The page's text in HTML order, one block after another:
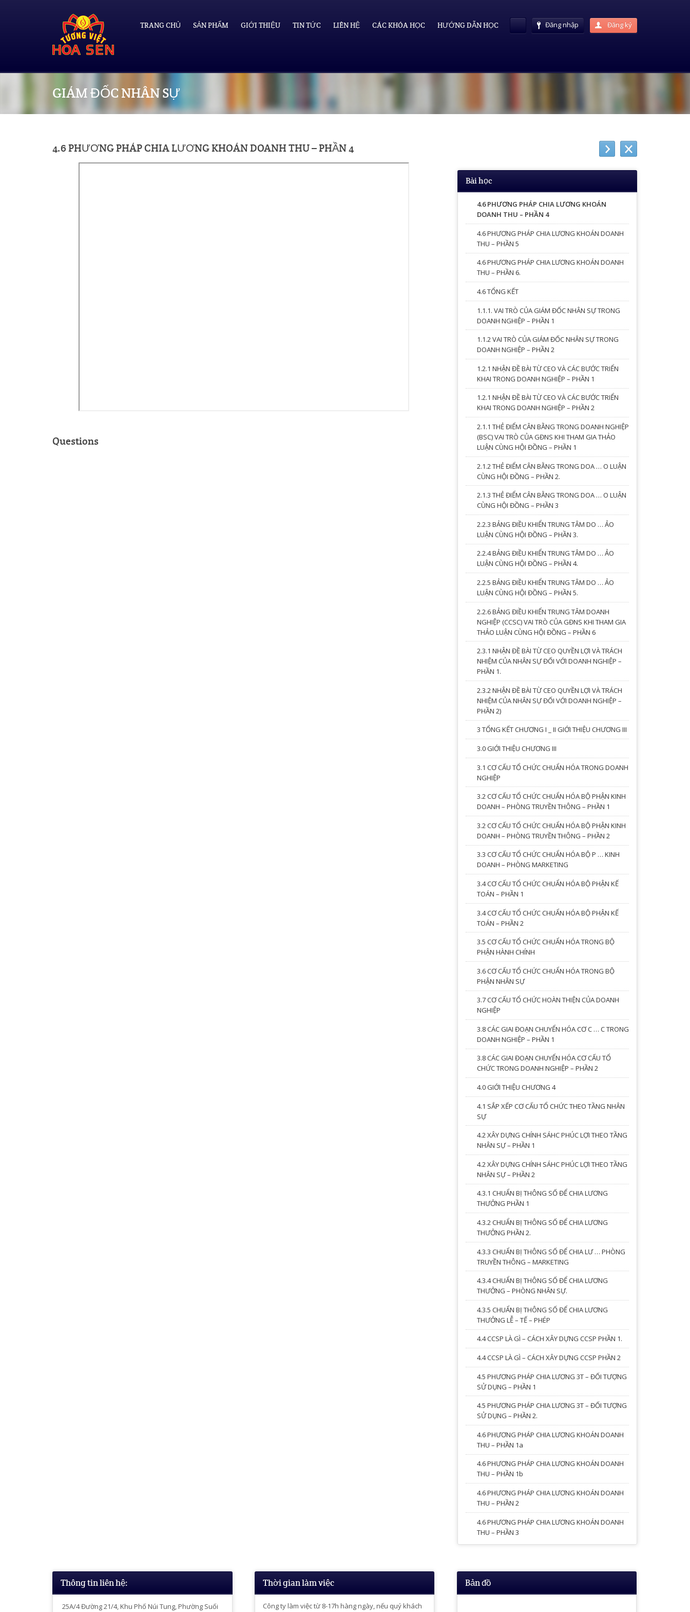
Đăng nhập Đăng ký
TRANG CHỦ SẢN PHẨM GIỚI THIỆU TIN TỨC LIÊN HỆ CÁC KHÓA HỌC HƯỚNG DẪN HỌC
GIÁM ĐỐC NHÂN SỰ
4.6 PHƯƠNG PHÁP CHIA LƯƠNG KHOÁN DOANH THU – PHẦN 4
Questions
Bài học
4.6 PHƯƠNG PHÁP CHIA LƯƠNG KHOÁN
DOANH THU – PHẦN 4
4.6 PHƯƠNG PHÁP CHIA LƯƠNG KHOÁN DOANH
THU – PHẦN 5
4.6 PHƯƠNG PHÁP CHIA LƯƠNG KHOÁN DOANH
THU – PHẦN 6.
4.6 TỔNG KẾT
1.1.1. VAI TRÒ CỦA GIÁM ĐỐC NHÂN SỰ TRONG
DOANH NGHIỆP – PHẦN 1
1.1.2 VAI TRÒ CỦA GIÁM ĐỐC NHÂN SỰ TRONG
DOANH NGHIỆP – PHẦN 2
1.2.1 NHẬN ĐỀ BÀI TỪ CEO VÀ CÁC BƯỚC TRIỂN
KHAI TRONG DOANH NGHIỆP – PHẦN 1
1.2.1 NHẬN ĐỀ BÀI TỪ CEO VÀ CÁC BƯỚC TRIỂN
KHAI TRONG DOANH NGHIỆP – PHẦN 2
2.1.1 THẺ ĐIỂM CÂN BẰNG TRONG DOANH NGHIỆP
(BSC) VAI TRÒ CỦA GĐNS KHI THAM GIA THẢO
LUẬN CÙNG HỘI ĐỒNG – PHẦN 1
2.1.2 THẺ ĐIỂM CÂN BẰNG TRONG DOA … O LUẬN
CÙNG HỘI ĐỒNG – PHẦN 2.
2.1.3 THẺ ĐIỂM CÂN BẰNG TRONG DOA … O LUẬN
CÙNG HỘI ĐỒNG – PHẦN 3
2.2.3 BẢNG ĐIỀU KHIỂN TRUNG TÂM DO … ẢO
LUẬN CÙNG HỘI ĐỒNG – PHẦN 3.
2.2.4 BẢNG ĐIỀU KHIỂN TRUNG TÂM DO … ẢO
LUẬN CÙNG HỘI ĐỒNG – PHẦN 4.
2.2.5 BẢNG ĐIỀU KHIỂN TRUNG TÂM DO … ẢO
LUẬN CÙNG HỘI ĐỒNG – PHẦN 5.
2.2.6 BẢNG ĐIỀU KHIỂN TRUNG TÂM DOANH
NGHIỆP (CCSC) VAI TRÒ CỦA GĐNS KHI THAM GIA
THẢO LUẬN CÙNG HỘI ĐỒNG – PHẦN 6
2.3.1 NHẬN ĐỀ BÀI TỪ CEO QUYỀN LỢI VÀ TRÁCH
NHIỆM CỦA NHÂN SỰ ĐỐI VỚI DOANH NGHIỆP –
PHẦN 1.
2.3.2 NHẬN ĐỀ BÀI TỪ CEO QUYỀN LỢI VÀ TRÁCH
NHIỆM CỦA NHÂN SỰ ĐỐI VỚI DOANH NGHIỆP –
PHẦN 2)
3 TỔNG KẾT CHƯƠNG I _ II GIỚI THIỆU CHƯƠNG III
3.0 GIỚI THIỆU CHƯƠNG III
3.1 CƠ CẤU TỔ CHỨC CHUẨN HÓA TRONG DOANH
NGHIỆP
3.2 CƠ CẤU TỔ CHỨC CHUẨN HÓA BỘ PHẬN KINH
DOANH – PHÒNG TRUYỀN THÔNG – PHẦN 1
3.2 CƠ CẤU TỔ CHỨC CHUẨN HÓA BỘ PHẬN KINH
DOANH – PHÒNG TRUYỀN THÔNG – PHẦN 2
3.3 CƠ CẤU TỔ CHỨC CHUẨN HÓA BỘ P … KINH
DOANH – PHÒNG MARKETING
3.4 CƠ CẤU TỔ CHỨC CHUẨN HÓA BỘ PHẬN KẾ
TOÁN – PHẦN 1
3.4 CƠ CẤU TỔ CHỨC CHUẨN HÓA BỘ PHẬN KẾ
TOÁN – PHẦN 2
3.5 CƠ CẤU TỔ CHỨC CHUẨN HÓA TRONG BỘ
PHẬN HÀNH CHÍNH
3.6 CƠ CẤU TỔ CHỨC CHUẨN HÓA TRONG BỘ
PHẬN NHÂN SỰ
3.7 CƠ CẤU TỔ CHỨC HOÀN THIỆN CỦA DOANH
NGHIỆP
3.8 CÁC GIAI ĐOẠN CHUYỂN HÓA CƠ C … C TRONG
DOANH NGHIỆP – PHẦN 1
3.8 CÁC GIAI ĐOẠN CHUYỂN HÓA CƠ CẤU TỔ
CHỨC TRONG DOANH NGHIỆP – PHẦN 2
4.0 GIỚI THIỆU CHƯƠNG 4
4.1 SẮP XẾP CƠ CẤU TỔ CHỨC THEO TẦNG NHÂN
SỰ
4.2 XÂY DỰNG CHÍNH SÁHC PHÚC LỢI THEO TẦNG
NHÂN SỰ – PHẦN 1
4.2 XÂY DỰNG CHÍNH SÁHC PHÚC LỢI THEO TẦNG
NHÂN SỰ – PHẦN 2
4.3.1 CHUẨN BỊ THÔNG SỐ ĐỂ CHIA LƯƠNG
THƯỞNG PHẦN 1
4.3.2 CHUẨN BỊ THÔNG SỐ ĐỂ CHIA LƯƠNG
THƯỞNG PHẦN 2.
4.3.3 CHUẨN BỊ THÔNG SỐ ĐỂ CHIA LƯ … PHÒNG
TRUYỀN THÔNG – MARKETING
4.3.4 CHUẨN BỊ THÔNG SỐ ĐỂ CHIA LƯƠNG
THƯỞNG – PHÒNG NHÂN SỰ.
4.3.5 CHUẨN BỊ THÔNG SỐ ĐỂ CHIA LƯƠNG
THƯỞNG LỄ – TẾ – PHÉP
4.4 CCSP LÀ GÌ – CÁCH XÂY DỰNG CCSP PHẦN 1.
4.4 CCSP LÀ GÌ – CÁCH XÂY DỰNG CCSP PHẦN 2
4.5 PHƯƠNG PHÁP CHIA LƯƠNG 3T – ĐỐI TƯỢNG
SỬ DỤNG – PHẦN 1
4.5 PHƯƠNG PHÁP CHIA LƯƠNG 3T – ĐỐI TƯỢNG
SỬ DỤNG – PHẦN 2.
4.6 PHƯƠNG PHÁP CHIA LƯƠNG KHOÁN DOANH
THU – PHẦN 1a
4.6 PHƯƠNG PHÁP CHIA LƯƠNG KHOÁN DOANH
THU – PHẦN 1b
4.6 PHƯƠNG PHÁP CHIA LƯƠNG KHOÁN DOANH
THU – PHẦN 2
4.6 PHƯƠNG PHÁP CHIA LƯƠNG KHOÁN DOANH
THU – PHẦN 3
Thông tin liên hệ:
25A/4Đường 21/4, Khu Phố Núi Tung, Phường Suối
Thời gian làm việc
Công ty làm việc từ 8-17h hàng ngày, nếu quý khách
Bản đồ